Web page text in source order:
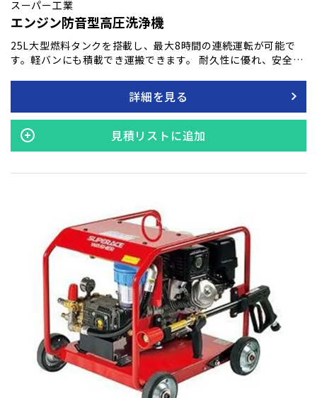
スーパー工業
エンジン防音型高圧洗浄機
25L大型燃料タンクを搭載し、最大8時間の連続運転が可能で
す。軽バンにも積載でき運搬できます。 耐久性に優れ、安全面
詳細を見る
見積リストに追加